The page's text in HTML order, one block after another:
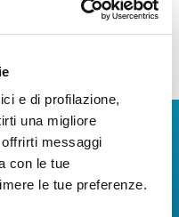
e di profilazione,
una migliore
messaggi
con le tue
le tue preferenze.
Internazionale di